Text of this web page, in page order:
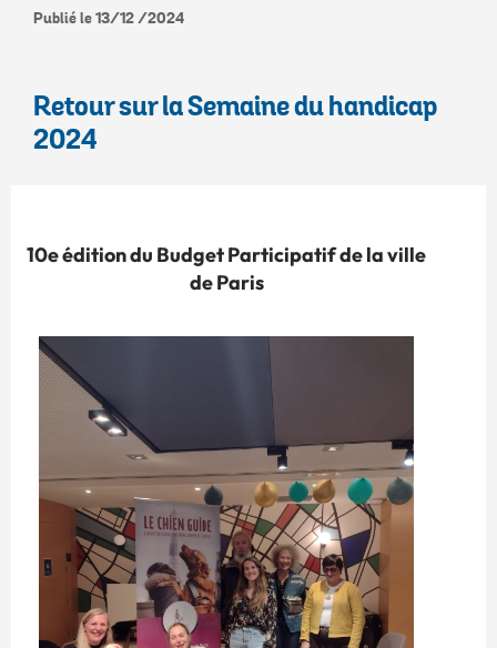
Publié le 13/12 /2024
Retour sur la Semaine du handicap
2024
10e édition du Budget Participatif de la ville
de Paris